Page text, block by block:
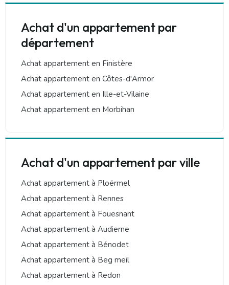
−
Achat d'un appartement par
département
Achat appartement en Finistère
Achat appartement en Côtes-d'Armor
Achat appartement en Ille-et-Vilaine
Achat appartement en Morbihan
Achat d'un appartement par ville
Achat appartement à Ploërmel
Achat appartement à Rennes
Achat appartement à Fouesnant
Achat appartement à Audierne
Achat appartement à Bénodet
Achat appartement à Beg meil
Achat appartement à Redon